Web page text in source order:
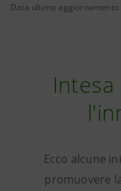
Data ultimo
Ecco alcune
promuovere